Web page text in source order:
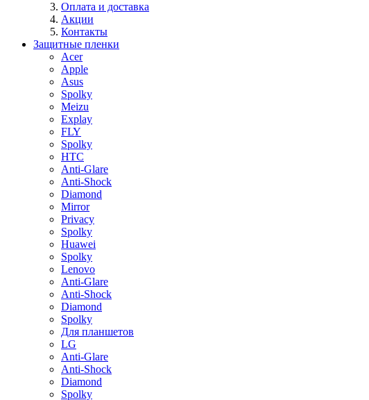
Оплата и доставка
Акции
Контакты
Защитные пленки
Acer
Apple
Asus
Spolky
Meizu
Explay
FLY
Spolky
HTC
Anti-Glare
Anti-Shock
Diamond
Mirror
Privacy
Spolky
Huawei
Spolky
Lenovo
Anti-Glare
Anti-Shock
Diamond
Spolky
Для планшетов
LG
Anti-Glare
Anti-Shock
Diamond
Spolky